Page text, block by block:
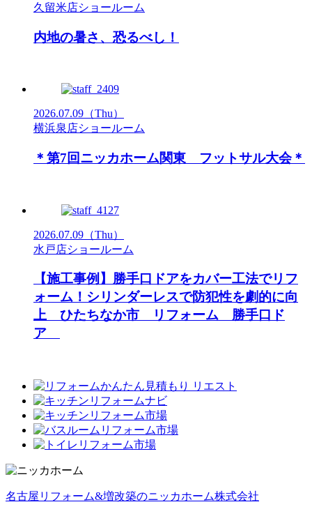
久留米店ショールーム
内地の暑さ、恐るべし！
2026.07.09 （Thu）
横浜泉店ショールーム
＊第7回ニッカホーム関東 フットサル大会＊
2026.07.09 （Thu）
水戸店ショールーム
【施工事例】勝手口ドアをカバー工法でリフ
ォーム！シリンダーレスで防犯性を劇的に向
上 ひたちなか市 リフォーム 勝手口ド
ア
名古屋リフォーム&増改築のニッカホーム株式会社